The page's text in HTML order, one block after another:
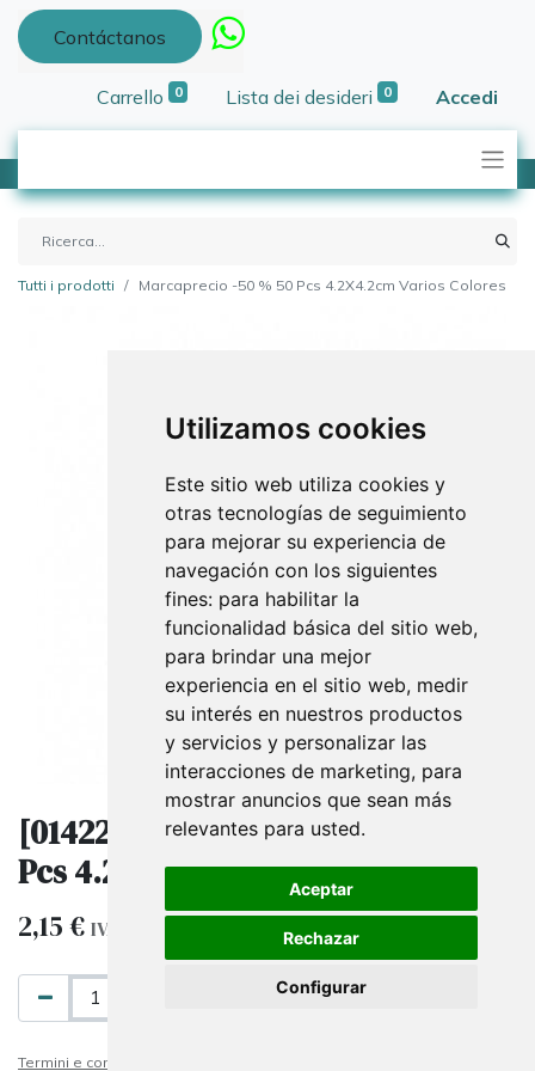
Utilizamos cookies
Este sitio web utiliza cookies y
otras tecnologías de seguimiento
para mejorar su experiencia de
navegación con los siguientes
fines: para habilitar la
funcionalidad básica del sitio web,
para brindar una mejor
experiencia en el sitio web, medir
su interés en nuestros productos
y servicios y personalizar las
interacciones de marketing, para
mostrar anuncios que sean más
relevantes para usted.
Aceptar
Rechazar
Configurar
Contáctanos
Carrello 0 Lista dei desideri 0 Accedi
Tutti i prodotti Marcaprecio -50 % 50 Pcs 4.2X4.2cm Varios Colores
[014228.50] Marcaprecio -50 % 50
Pcs 4.2X4.2cm Varios Colores
2,15€ IVA esclusa
AGGIUNGI AL CARRELLO
Termini e condizioni